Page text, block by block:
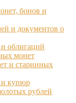
бонов и
и документов о
облигаций
монет
и старинных
и купюр
рублей